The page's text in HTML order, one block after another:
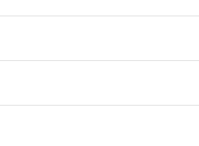
marioneta s-a
despre ce acțiune a fost
exemplu: „Voi ați participat
(1 martie), locul în care s-a
adecvată și să